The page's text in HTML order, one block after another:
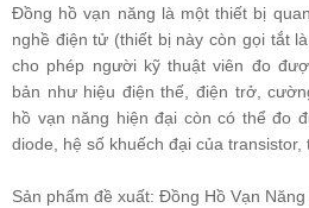
Đồng hồ vạn năng là một thiết bị
nghề điện tử (thiết bị này còn gọi tắt
cho phép người kỹ thuật viên đo
bản như hiệu điện thế, điện trở,
hồ vạn năng hiện đại còn có thể đo
diode, hệ số khuếch đại của transistor,
Sản phẩm đề xuất: Đồng Hồ Vạn